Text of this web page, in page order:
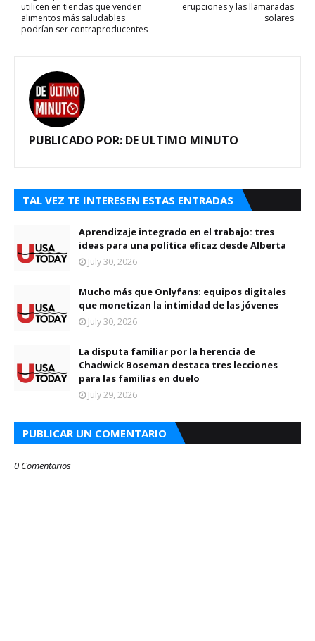
erupciones y las llamaradas
solares
utilicen en tiendas que venden
alimentos más saludables
podrían ser contraproducentes
PUBLICADO POR: DE ULTIMO MINUTO
TAL VEZ TE INTERESEN ESTAS ENTRADAS
Aprendizaje integrado en el trabajo: tres
ideas para una política eficaz desde Alberta
July 30, 2026
Mucho más que Onlyfans: equipos digitales
que monetizan la intimidad de las jóvenes
July 30, 2026
La disputa familiar por la herencia de
Chadwick Boseman destaca tres lecciones
para las familias en duelo
July 29, 2026
PUBLICAR UN COMENTARIO
0 Comentarios